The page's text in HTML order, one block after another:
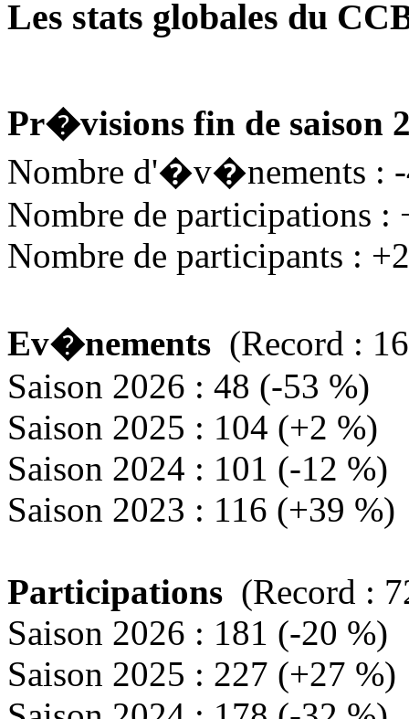
Les stats globales du
Pr�visions fin de saison
Nombre d'�v�nements :
Nombre de participations :
Nombre de participants :
Ev�nements (Record :
Saison 2026 : 48 (-53 %)
Saison 2025 : 104 (+2 %)
Saison 2024 : 101 (-12 %)
Saison 2023 : 116 (+39 %)
Participations (Record :
Saison 2026 : 181 (-20 %)
Saison 2025 : 227 (+27 %)